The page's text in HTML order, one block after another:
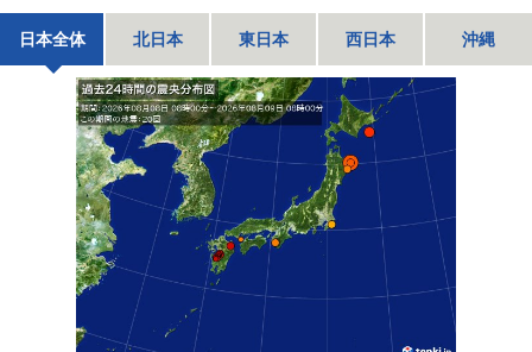
日本全体 北日本 東日本 西日本 沖縄